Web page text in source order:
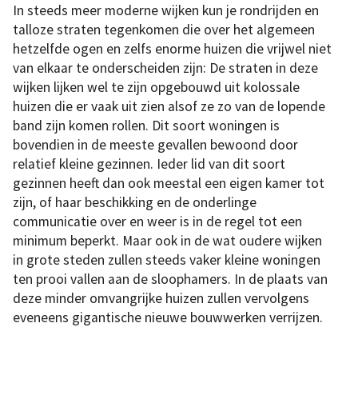
In steeds meer moderne wijken kun je rondrijden en
talloze straten tegenkomen die over het algemeen
hetzelfde ogen en zelfs enorme huizen die vrijwel niet
van elkaar te onderscheiden zijn: De straten in deze
wijken lijken wel te zijn opgebouwd uit kolossale
huizen die er vaak uit zien alsof ze zo van de lopende
band zijn komen rollen. Dit soort woningen is
bovendien in de meeste gevallen bewoond door
relatief kleine gezinnen. Ieder lid van dit soort
gezinnen heeft dan ook meestal een eigen kamer tot
zijn, of haar beschikking en de onderlinge
communicatie over en weer is in de regel tot een
minimum beperkt. Maar ook in de wat oudere wijken
in grote steden zullen steeds vaker kleine woningen
ten prooi vallen aan de sloophamers. In de plaats van
deze minder omvangrijke huizen zullen vervolgens
eveneens gigantische nieuwe bouwwerken verrijzen.